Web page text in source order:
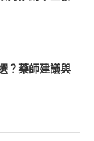
？藥師建議與